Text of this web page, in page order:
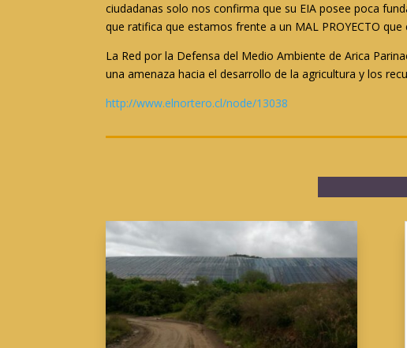
ciudadanas solo nos confirma que su EIA posee poca
que ratifica que estamos frente a un MAL PROYECTO
La Red por la Defensa del Medio Ambiente de Arica
una amenaza hacia el desarrollo de la agricultura y los
http://www.elnortero.cl/node/13038